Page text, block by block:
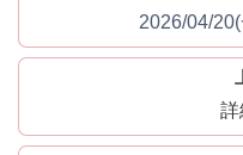
2026/04/
詳